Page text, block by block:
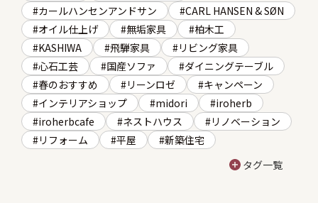
カールハンセンアンドサン
CARL HANSEN & SØN
オイル仕上げ
無垢家具
柏木工
KASHIWA
飛騨家具
リビング家具
心石工芸
国産ソファ
ダイニングテーブル
春のおすすめ
リーンロゼ
キャンペーン
インテリアショップ
midori
iroherb
iroherbcafe
ネストハウス
リノベーション
リフォーム
平屋
新築住宅
タグ一覧